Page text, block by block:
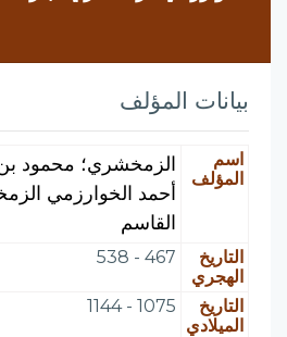
بيانات المؤلف
اسم
المؤلف
الزمخشري؛ محمود
أحمد الخوارزمي
القاسم
التاريخ
الهجري
467 - 538
التاريخ
الميلادي
1075 - 1144